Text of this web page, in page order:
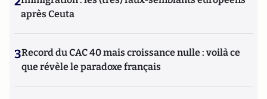
après Ceuta
3Record du CAC 40 mais croissance nulle : voilà ce
que révèle le paradoxe français